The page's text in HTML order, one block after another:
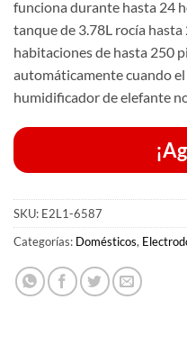
funciona durante hasta 24
tanque de 3.78L rocía hasta
habitaciones de hasta 250
automáticamente cuando
humidificador de elefante
SKU: E2L1-6587
Categorías: Domésticos,